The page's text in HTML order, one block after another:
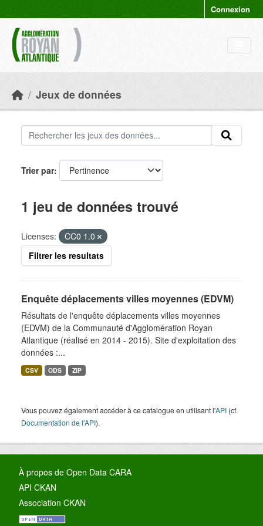
Connexion
Jeux de données
Trier par
1 jeu de données trouvé
Licenses:
CC0 1.0
Filtrer les resultats
Enquête déplacements villes moyennes (EDVM)
Résultats de l'enquête déplacements villes moyennes
(EDVM) de la Communauté d'Agglomération Royan
Atlantique (réalisé en 2014 - 2015). Site d'exploitation des
données :...
CSV ODS ZIP
Vous pouvez également accéder à ce catalogue en utilisant l'API (cf.
Documentation de l'API).
À propos de Open Data CARA
API CKAN
Association CKAN